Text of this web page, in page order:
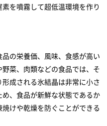
を噴霧して超低温環境を作り
の栄養価、風味、食感が高い
菜、肉類などの食品では、そ
成される氷結晶は非常に小さ
、食品が新鮮な状態であるか
けや乾燥を防ぐことができる